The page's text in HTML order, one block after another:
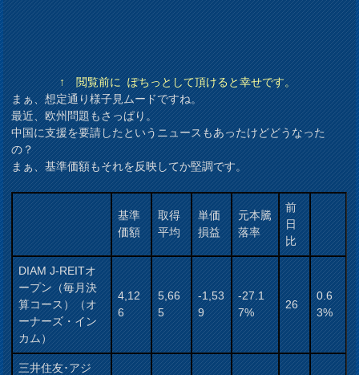
↑ 閲覧前に ぽちっとして頂けると幸せです。
まぁ、想定通り様子見ムードですね。
最近、欧州問題もさっぱり。
中国に支援を要請したというニュースもあったけどどうなった
の？
まぁ、基準価額もそれを反映してか堅調です。
基準
価額
取得
平均
単価
損益
元本騰
落率
前
日
比
DIAM J-REITオ
ープン（毎月決
算コース）（オ
ーナーズ・イン
カム）
4,12
6
5,66
5
-1,53
9
-27.1
7%
26
0.6
3%
三井住友･アジ